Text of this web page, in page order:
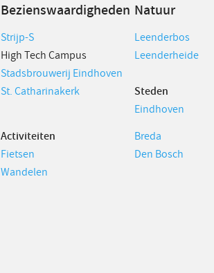
Bezienswaardigheden Natuur
Strijp-S
Leenderbos
High Tech Campus
Leenderheide
Stadsbrouwerij Eindhoven
St. Catharinakerk
Steden
Eindhoven
Activiteiten
Breda
Fietsen
Den Bosch
Wandelen